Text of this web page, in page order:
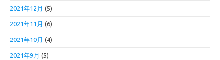
2021年12月 (5)
2021年11月 (6)
2021年10月 (4)
2021年9月 (5)